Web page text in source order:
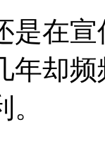
是在
年却